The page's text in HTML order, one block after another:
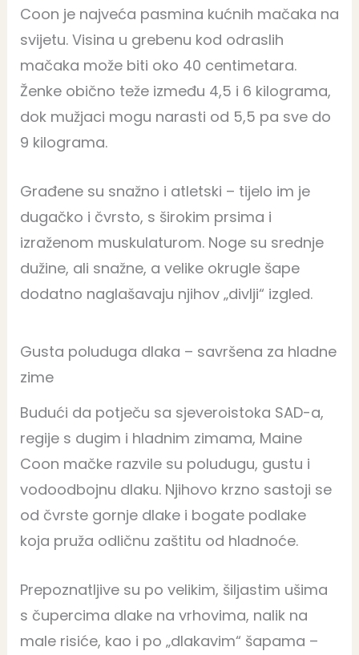
Coon je najveća pasmina kućnih mačaka na
svijetu. Visina u grebenu kod odraslih
mačaka može biti oko 40 centimetara.
Ženke obično teže između 4,5 i 6 kilograma,
dok mužjaci mogu narasti od 5,5 pa sve do
9 kilograma.
Građene su snažno i atletski – tijelo im je
dugačko i čvrsto, s širokim prsima i
izraženom muskulaturom. Noge su srednje
dužine, ali snažne, a velike okrugle šape
dodatno naglašavaju njihov „divlji“ izgled.
Gusta poluduga dlaka – savršena za hladne
zime
Budući da potječu sa sjeveroistoka SAD-a,
regije s dugim i hladnim zimama, Maine
Coon mačke razvile su poludugu, gustu i
vodoodbojnu dlaku. Njihovo krzno sastoji se
od čvrste gornje dlake i bogate podlake
koja pruža odličnu zaštitu od hladnoće.
Prepoznatljive su po velikim, šiljastim ušima
s čupercima dlake na vrhovima, nalik na
male risiće, kao i po „dlakavim“ šapama –